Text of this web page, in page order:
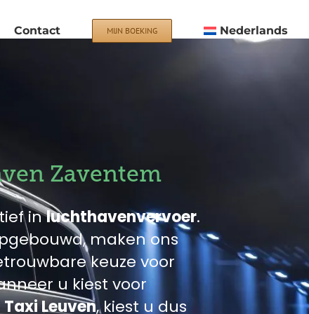
Contact MIJN BOEKING Nederlands
Zaventem
inluchthavenvervoer.
maken ons
keuze voor
u kiest voor
Taxi Leuven, kiest u dus